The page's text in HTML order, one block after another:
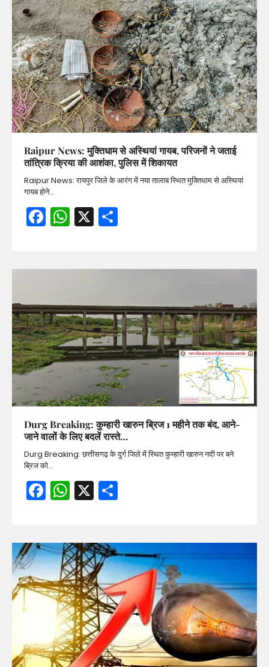
Raipur News: मुक्तिधाम से अस्थियां गायब, परिजनों ने जताई
तांत्रिक क्रिया की आशंका, पुलिस में शिकायत
Raipur News: रायपुर जिले के आरंग में नया तालाब स्थित मुक्तिधाम से अस्थियां
गायब होने…
Facebook
WhatsApp
X
Durg Breaking: कुम्हारी खारुन ब्रिज 1 महीने तक बंद, आने-
जाने वालों के लिए बदलें रास्ते…
Durg Breaking: छत्तीसगढ़ के दुर्ग जिले में स्थित कुम्हारी खारुन नदी पर बने
ब्रिज को…
Facebook
WhatsApp
X